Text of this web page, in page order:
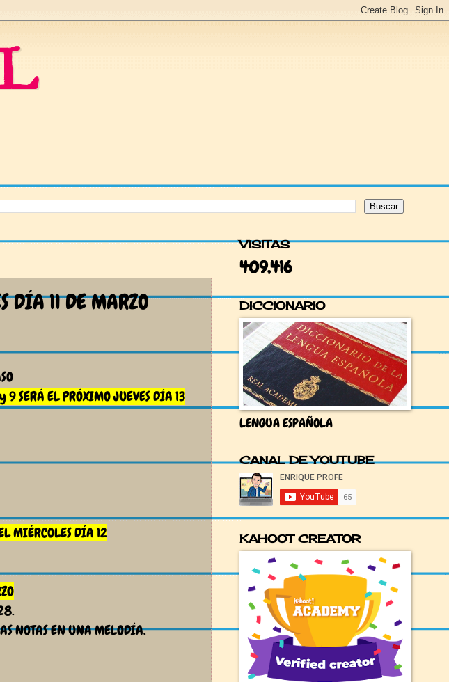
DÍA 11 DE MARZO
9 SERÁ EL PRÓXIMO JUEVES DÍA 13
MIÉRCOLES DÍA 12
NOTAS EN UNA MELODÍA.
VISITAS
409,416
DICCIONARIO
LENGUA ESPAÑOLA
CANAL DE YOUTUBE
KAHOOT CREATOR